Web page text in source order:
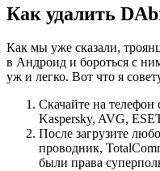
Как удалить
Как мы уже сказали,
в Андроид и бороться с
уж и легко. Вот что я
Скачайте на телефон
Kaspersky, AVG,
После загрузите
проводник,
были права